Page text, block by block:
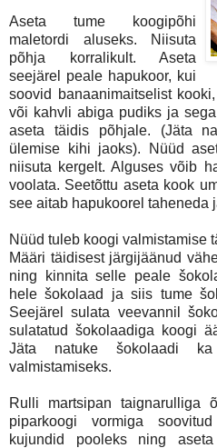
Aseta tume koogipõhi
maletordi aluseks. Niisuta
põhja korralikult. Aseta
seejärel peale hapukoor, kui
soovid banaanimaitselist
või kahvli abiga pudiks ja
aseta täidis põhjale. (Jäta
ülemise kihi jaoks). Nüüd
niisuta kergelt. Alguses võib
voolata. Seetõttu aseta kook
see aitab hapukoorel taheneda
Nüüd tuleb koogi valmistamise
Määri täidisest järgijäänud
ning kinnita selle peale
hele šokolaad ja siis tume
Seejärel sulata veevannil
sulatatud šokolaadiga koogi
Jäta natuke šokolaadi ka
valmistamiseks.
Rulli martsipan taignarulliga
piparkoogi vormiga
kujundid pooleks ning